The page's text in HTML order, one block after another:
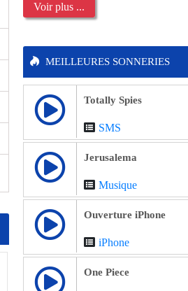
Voir plus ...
MEILLEURES SONNERIES
Totally Spies
SMS
Jerusalema
Musique
Ouverture iPhone
iPhone
One Piece